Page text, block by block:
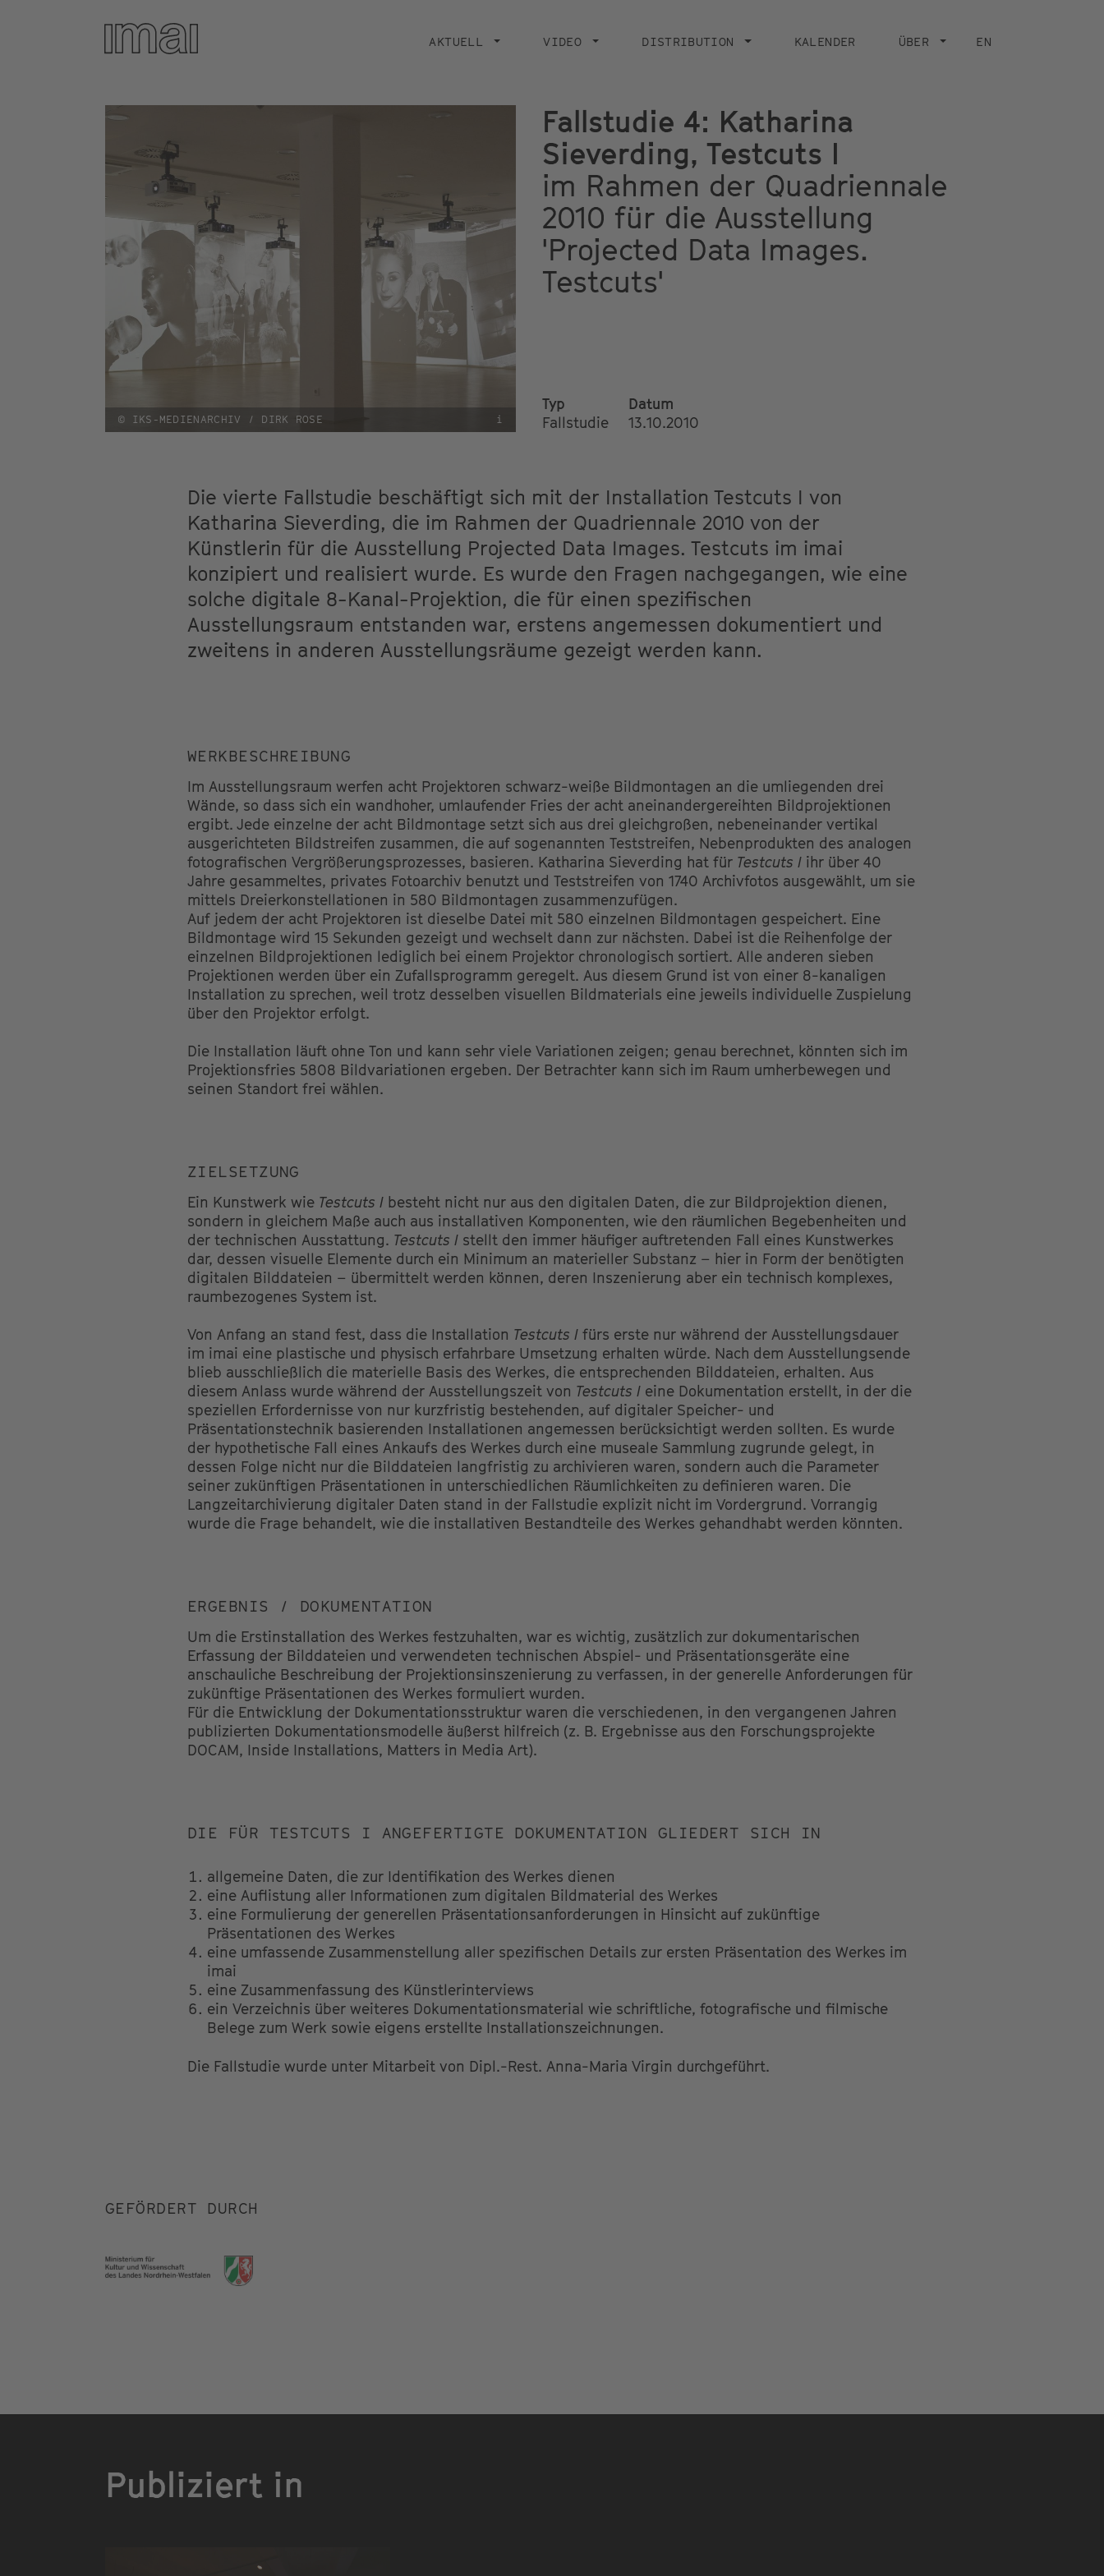
navigation
AKTUELL VIDEO DISTRIBUTION KALENDER ÜBER EN
© IKS-MEDIENARCHIV / DIRK ROSE i
Fallstudie 4: Katharina
Sieverding, Testcuts I
im Rahmen der Quadriennale
2010 für die Ausstellung
'Projected Data Images.
Testcuts'
Typ
Fallstudie
Datum
13.10.2010
Die vierte Fallstudie beschäftigt sich mit der Installation Testcuts I von
Katharina Sieverding, die im Rahmen der Quadriennale 2010 von der
Künstlerin für die Ausstellung Projected Data Images. Testcuts im imai
konzipiert und realisiert wurde. Es wurde den Fragen nachgegangen, wie eine
solche digitale 8-Kanal-Projektion, die für einen spezifischen
Ausstellungsraum entstanden war, erstens angemessen dokumentiert und
zweitens in anderen Ausstellungsräume gezeigt werden kann.
WERKBESCHREIBUNG
Im Ausstellungsraum werfen acht Projektoren schwarz-weiße Bildmontagen an die umliegenden drei
Wände, so dass sich ein wandhoher, umlaufender Fries der acht aneinandergereihten Bildprojektionen
ergibt. Jede einzelne der acht Bildmontage setzt sich aus drei gleichgroßen, nebeneinander vertikal
ausgerichteten Bildstreifen zusammen, die auf sogenannten Teststreifen, Nebenprodukten des analogen
fotografischen Vergrößerungsprozesses, basieren. Katharina Sieverding hat für Testcuts I ihr über 40
Jahre gesammeltes, privates Fotoarchiv benutzt und Teststreifen von 1740 Archivfotos ausgewählt, um sie
mittels Dreierkonstellationen in 580 Bildmontagen zusammenzufügen.
Auf jedem der acht Projektoren ist dieselbe Datei mit 580 einzelnen Bildmontagen gespeichert. Eine
Bildmontage wird 15 Sekunden gezeigt und wechselt dann zur nächsten. Dabei ist die Reihenfolge der
einzelnen Bildprojektionen lediglich bei einem Projektor chronologisch sortiert. Alle anderen sieben
Projektionen werden über ein Zufallsprogramm geregelt. Aus diesem Grund ist von einer 8-kanaligen
Installation zu sprechen, weil trotz desselben visuellen Bildmaterials eine jeweils individuelle Zuspielung
über den Projektor erfolgt.
Die Installation läuft ohne Ton und kann sehr viele Variationen zeigen; genau berechnet, könnten sich im
Projektionsfries 5808 Bildvariationen ergeben. Der Betrachter kann sich im Raum umherbewegen und
seinen Standort frei wählen.
ZIELSETZUNG
Ein Kunstwerk wie Testcuts I besteht nicht nur aus den digitalen Daten, die zur Bildprojektion dienen,
sondern in gleichem Maße auch aus installativen Komponenten, wie den räumlichen Begebenheiten und
der technischen Ausstattung. Testcuts I stellt den immer häufiger auftretenden Fall eines Kunstwerkes
dar, dessen visuelle Elemente durch ein Minimum an materieller Substanz – hier in Form der benötigten
digitalen Bilddateien – übermittelt werden können, deren Inszenierung aber ein technisch komplexes,
raumbezogenes System ist.
Von Anfang an stand fest, dass die Installation Testcuts I fürs erste nur während der Ausstellungsdauer
im imai eine plastische und physisch erfahrbare Umsetzung erhalten würde. Nach dem Ausstellungsende
blieb ausschließlich die materielle Basis des Werkes, die entsprechenden Bilddateien, erhalten. Aus
diesem Anlass wurde während der Ausstellungszeit von Testcuts I eine Dokumentation erstellt, in der die
speziellen Erfordernisse von nur kurzfristig bestehenden, auf digitaler Speicher- und
Präsentationstechnik basierenden Installationen angemessen berücksichtigt werden sollten. Es wurde
der hypothetische Fall eines Ankaufs des Werkes durch eine museale Sammlung zugrunde gelegt, in
dessen Folge nicht nur die Bilddateien langfristig zu archivieren waren, sondern auch die Parameter
seiner zukünftigen Präsentationen in unterschiedlichen Räumlichkeiten zu definieren waren. Die
Langzeitarchivierung digitaler Daten stand in der Fallstudie explizit nicht im Vordergrund. Vorrangig
wurde die Frage behandelt, wie die installativen Bestandteile des Werkes gehandhabt werden könnten.
ERGEBNIS / DOKUMENTATION
Um die Erstinstallation des Werkes festzuhalten, war es wichtig, zusätzlich zur dokumentarischen
Erfassung der Bilddateien und verwendeten technischen Abspiel- und Präsentationsgeräte eine
anschauliche Beschreibung der Projektionsinszenierung zu verfassen, in der generelle Anforderungen für
zukünftige Präsentationen des Werkes formuliert wurden.
Für die Entwicklung der Dokumentationsstruktur waren die verschiedenen, in den vergangenen Jahren
publizierten Dokumentationsmodelle äußerst hilfreich (z. B. Ergebnisse aus den Forschungsprojekte
DOCAM, Inside Installations, Matters in Media Art).
DIE FÜR TESTCUTS I ANGEFERTIGTE DOKUMENTATION GLIEDERT SICH IN
allgemeine Daten, die zur Identifikation des Werkes dienen
eine Auflistung aller Informationen zum digitalen Bildmaterial des Werkes
eine Formulierung der generellen Präsentationsanforderungen in Hinsicht auf zukünftige
Präsentationen des Werkes
eine umfassende Zusammenstellung aller spezifischen Details zur ersten Präsentation des Werkes im
imai
eine Zusammenfassung des Künstlerinterviews
ein Verzeichnis über weiteres Dokumentationsmaterial wie schriftliche, fotografische und filmische
Belege zum Werk sowie eigens erstellte Installationszeichnungen.
Die Fallstudie wurde unter Mitarbeit von Dipl.-Rest. Anna-Maria Virgin durchgeführt.
GEFÖRDERT DURCH
Publiziert in